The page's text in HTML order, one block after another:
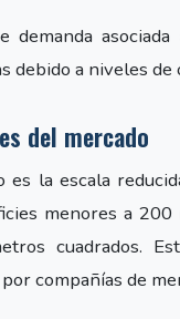
demanda
a niveles
del mercado
la escala
menores a
cuadrados.
compañías de